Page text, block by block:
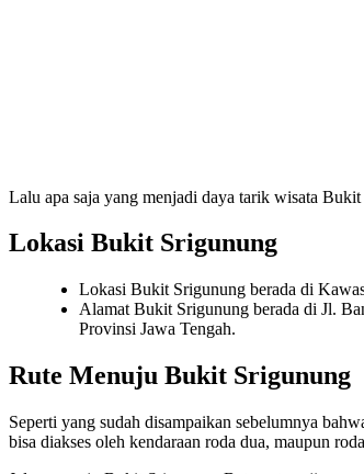
Lalu apa saja yang menjadi daya tarik wisata
Lokasi Bukit Srigunung
Lokasi Bukit Srigunung berada di
Alamat Bukit Srigunung berada di Jl.
Provinsi Jawa Tengah.
Rute Menuju Bukit Srigunung
Seperti yang sudah disampaikan sebelumnya
bisa diakses oleh kendaraan roda dua, maupun